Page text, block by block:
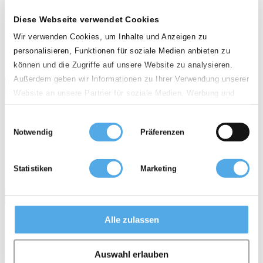
Diese Webseite verwendet Cookies
Wir verwenden Cookies, um Inhalte und Anzeigen zu
personalisieren, Funktionen für soziale Medien anbieten zu
können und die Zugriffe auf unsere Website zu analysieren.
Außerdem geben wir Informationen zu Ihrer Verwendung unserer
Website an unsere Partner für soziale Medien, Werbung und
Analysen weiter. Unsere Partner führen diese Informationen
möglicherweise mit weiteren Daten zusammen, die Sie ihnen
bereitgestellt haben oder die sie im Rahmen Ihrer Nutzung der
Notwendig Präferenzen
Statistiken Marketing
Alle zulassen
Auswahl erlauben
Elektro Meeloopstapelaar met disselboom
arrow_upward weight calendar_month history_2
D - 28816 Stuhr
call email favorite_border